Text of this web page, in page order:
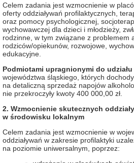
Celem zadania jest wzmocnienie w
oferty oddziaływań profilaktycznych,
oraz pomocy psychologicznej,
wychowawczej dla dzieci i młodzieży,
rodzinne, w tym związane z problemem
rodziców/opiekunów, rozwojowe,
edukacyjne.
Podmiotami upragnionymi do
województwa śląskiego, których
na detaliczną sprzedaż napojów
nie przekroczyły kwoty 400 000,00 zł.
2. Wzmocnienie skutecznych
w środowisku lokalnym
Celem zadania jest wzmocnienie w
oddziaływań w zakresie profilaktyki
na poziomie uniwersalnym, poprzez: